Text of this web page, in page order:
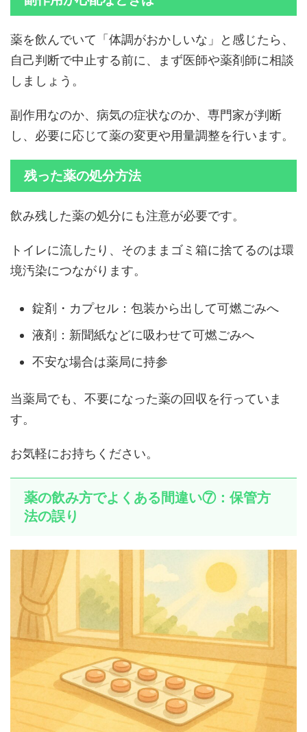
薬を飲んでいて「体調がおかしいな」と感じたら、
自己判断で中止する前に、まず医師や薬剤師に相談
しましょう。
副作用なのか、病気の症状なのか、専門家が判断
し、必要に応じて薬の変更や用量調整を行います。
残った薬の処分方法
飲み残した薬の処分にも注意が必要です。
トイレに流したり、そのままゴミ箱に捨てるのは環
境汚染につながります。
錠剤・カプセル：包装から出して可燃ごみへ
液剤：新聞紙などに吸わせて可燃ごみへ
不安な場合は薬局に持参
当薬局でも、不要になった薬の回収を行っていま
す。
お気軽にお持ちください。
薬の飲み方でよくある間違い⑦：保管方
法の誤り